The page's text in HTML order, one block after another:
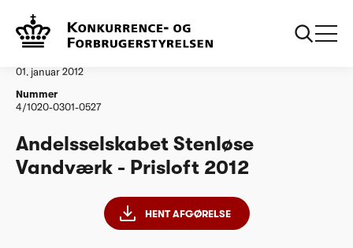
Vandtilsyn
01. januar 2012
Nummer
4/1020-0301-0527
Andelsselskabet Stenløse
Vandværk - Prisloft 2012
HENT AFGØRELSE